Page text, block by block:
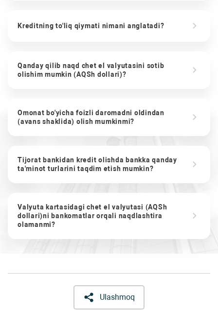
Kreditning to'liq qiymati nimani anglatadi?
Qanday qilib naqd chet el valyutasini sotib
olishim mumkin (AQSh dollari)?
Omonat bo'yicha foizli daromadni oldindan
(avans shaklida) olish mumkinmi?
Tijorat bankidan kredit olishda bankka qanday
ta'minot turlarini taqdim etish mumkin?
Valyuta kartasidagi chet el valyutasi (AQSh
dollari)ni bankomatlar orqali naqdlashtira
olamanmi?
Ulashmoq